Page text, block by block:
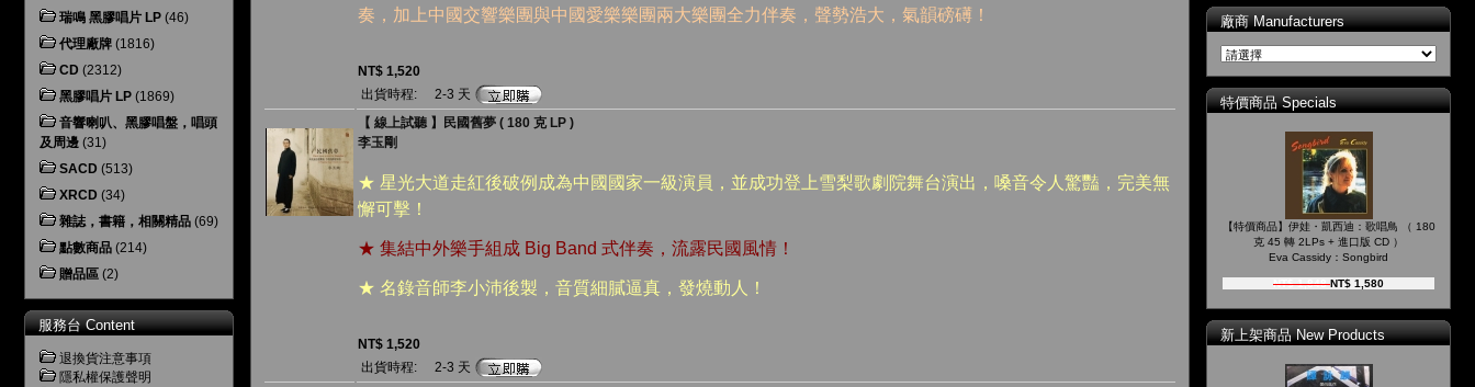
瑞鳴 黑膠唱片 LP (46)
代理廠牌 (1816)
CD (2312)
黑膠唱片 LP (1869)
音響喇叭、黑膠唱盤，唱頭
及周邊 (31)
SACD (513)
XRCD (34)
雜誌，書籍，相關精品 (69)
點數商品 (214)
贈品區 (2)
服務台 Content
退換貨注意事項
隱私權保護聲明
奏，加上中國交響樂團與中國愛樂樂團兩大樂團全力伴奏，聲勢浩大，氣韻磅礡！
NT$ 1,520
出貨時程:
2-3 天
【 線上試聽 】民國舊夢 ( 180 克 LP )
李玉剛
★ 星光大道走紅後破例成為中國國家一級演員，並成功登上雪梨歌劇院舞台演出，嗓音令人驚豔，完美無
懈可擊！
★ 集結中外樂手組成 Big Band 式伴奏，流露民國風情！
★ 名錄音師李小沛後製，音質細膩逼真，發燒動人！
NT$ 1,520
出貨時程:
2-3 天
廠商 Manufacturers
特價商品 Specials
【特價商品】伊娃・凱西迪：歌唱鳥 （ 180
克 45 轉 2LPs + 進口版 CD ）
Eva Cassidy：Songbird
NT$ 1,848NT$ 1,580
新上架商品 New Products